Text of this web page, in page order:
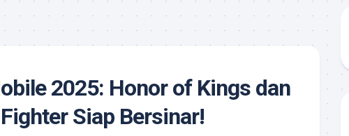
2025: Honor of Kings dan
Siap Bersinar!